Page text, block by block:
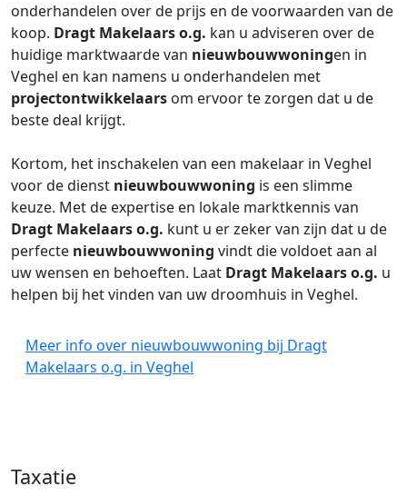
onderhandelen over de prijs en de voorwaarden van de
koop. Dragt Makelaars o.g. kan u adviseren over de
huidige marktwaarde van nieuwbouwwoningen in
Veghel en kan namens u onderhandelen met
projectontwikkelaars om ervoor te zorgen dat u de
beste deal krijgt.
Kortom, het inschakelen van een makelaar in Veghel
voor de dienst nieuwbouwwoning is een slimme
keuze. Met de expertise en lokale marktkennis van
Dragt Makelaars o.g. kunt u er zeker van zijn dat u de
perfecte nieuwbouwwoning vindt die voldoet aan al
uw wensen en behoeften. Laat Dragt Makelaars o.g. u
helpen bij het vinden van uw droomhuis in Veghel.
Meer info over nieuwbouwwoning bij Dragt
Makelaars o.g. in Veghel
Taxatie